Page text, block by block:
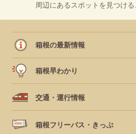
周辺にあるスポットを見つける
箱根の最新情報
箱根早わかり
交通・運行情報
箱根フリーパス・きっぷ